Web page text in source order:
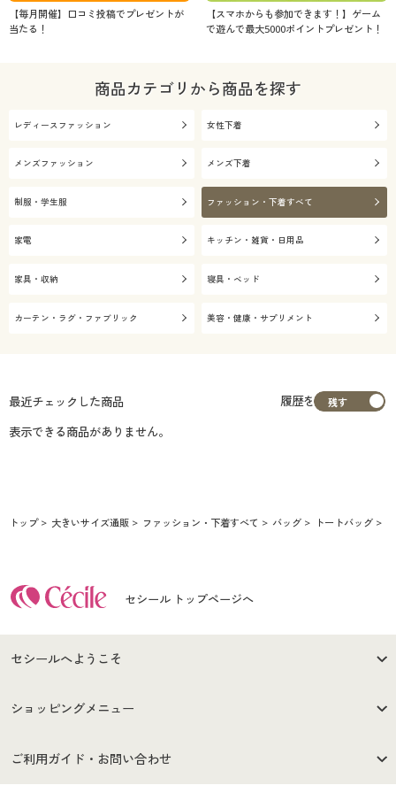
【毎月開催】口コミ投稿でプレゼントが
当たる！
【スマホからも参加できます！】ゲーム
で遊んで最大5000ポイントプレゼント！
商品カテゴリから商品を探す
レディースファッション 女性下着
メンズファッション メンズ下着
制服・学生服 ファッション・下着すべて
家電 キッチン・雑貨・日用品
家具・収納 寝具・ベッド
カーテン・ラグ・ファブリック 美容・健康・サプリメント
最近チェックした商品
履歴を
表示できる商品がありません。
トップ 大きいサイズ通販 ファッション・下着すべて バッグ トートバッグ
セシール トップページへ
セシールへようこそ
はじめての方へ
セシールご利用規約
ショッピングメニュー
商品カテゴリ
ご利用ガイド・お問い合わせ